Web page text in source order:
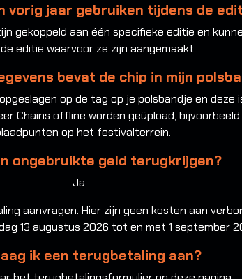
vorig jaar gebruiken tijdens de
gekoppeld aan één specifieke editie en
editie waarvoor ze zijn aangemaakt.
bevat de chip in mijn
op de tag op je polsbandje en deze
Chains offline worden geüpload,
op het festivalterrein.
ongebruikte geld terugkrijgen?
Ja.
aanvragen. Hier zijn geen kosten aan
13 augustus 2026 tot en met 1 september
ik een terugbetaling aan?